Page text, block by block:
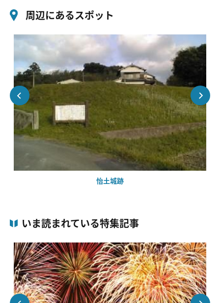
周辺にあるスポット
怡土城跡
いま読まれている特集記事